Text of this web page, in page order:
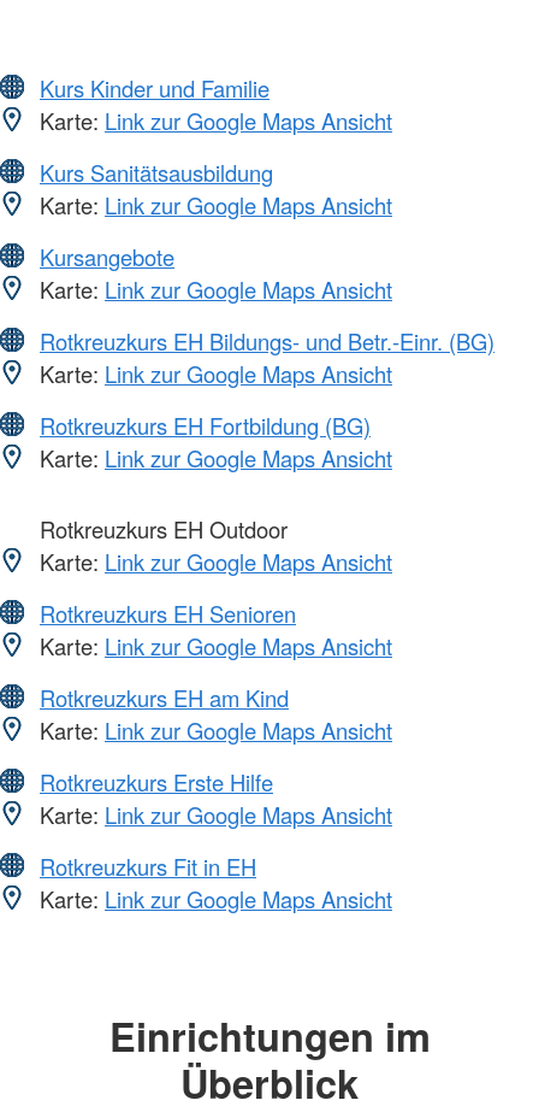
Kurs Kinder und Familie
Karte: Link zur Google Maps Ansicht
Kurs Sanitätsausbildung
Karte: Link zur Google Maps Ansicht
Kursangebote
Karte: Link zur Google Maps Ansicht
Rotkreuzkurs EH Bildungs- und Betr.-Einr. (BG)
Karte: Link zur Google Maps Ansicht
Rotkreuzkurs EH Fortbildung (BG)
Karte: Link zur Google Maps Ansicht
Rotkreuzkurs EH Outdoor
Karte: Link zur Google Maps Ansicht
Rotkreuzkurs EH Senioren
Karte: Link zur Google Maps Ansicht
Rotkreuzkurs EH am Kind
Karte: Link zur Google Maps Ansicht
Rotkreuzkurs Erste Hilfe
Karte: Link zur Google Maps Ansicht
Rotkreuzkurs Fit in EH
Karte: Link zur Google Maps Ansicht
Einrichtungen im
Überblick